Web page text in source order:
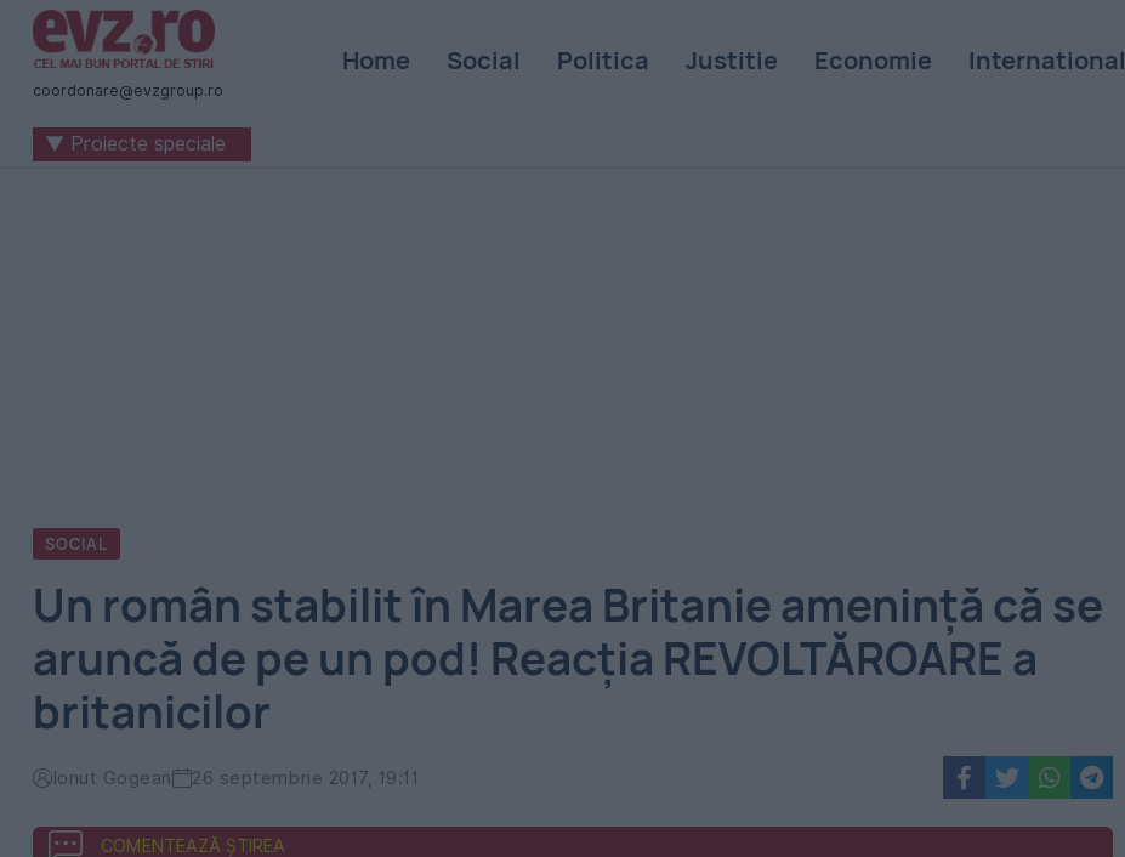
Știri
naționale
internaționale
coordonare@evzgroup.ro
Home Social Politica Justitie Economie International
▼ Proiecte speciale
SOCIAL
Un român stabilit în Marea Britanie amenință că se
aruncă de pe un pod! Reacția REVOLTĂROARE a
britanicilor
Ionut Gogean 26 septembrie 2017, 19:11
COMENTEAZĂ ȘTIREA